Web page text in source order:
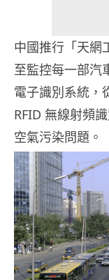
中國推行「天網
至監控每一部汽
電子識別系統，
RFID 無線射頻
空氣污染問題。